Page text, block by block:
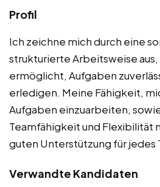
Profil
Ich zeichne mich durch eine
strukturierte Arbeitsweise aus,
ermöglicht, Aufgaben
erledigen. Meine Fähigkeit,
Aufgaben einzuarbeiten,
Teamfähigkeit und Flexibilität
guten Unterstützung für jedes
Verwandte Kandidaten